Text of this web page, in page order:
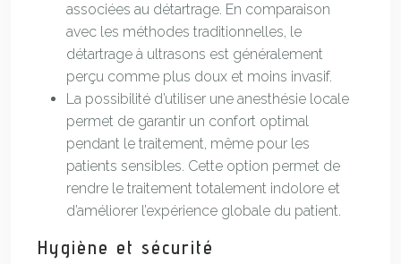
associées au détartrage. En comparaison
avec les méthodes traditionnelles, le
détartrage à ultrasons est généralement
perçu comme plus doux et moins invasif.
La possibilité d’utiliser une anesthésie locale
permet de garantir un confort optimal
pendant le traitement, même pour les
patients sensibles. Cette option permet de
rendre le traitement totalement indolore et
d’améliorer l’expérience globale du patient.
Hygiène et sécurité